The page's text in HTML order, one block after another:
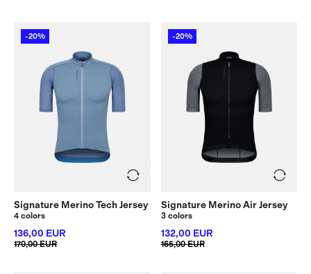
-20%
Signature Merino Tech Jersey
4 colors
136,00 EUR
170,00 EUR
-20%
Signature Merino Air Jersey
3 colors
132,00 EUR
165,00 EUR